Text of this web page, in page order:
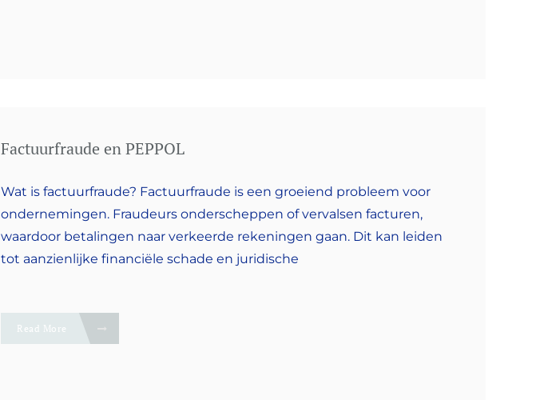
Factuurfraude en PEPPOL
Wat is factuurfraude? Factuurfraude is een groeiend probleem voor
ondernemingen. Fraudeurs onderscheppen of vervalsen facturen,
waardoor betalingen naar verkeerde rekeningen gaan. Dit kan leiden
tot aanzienlijke financiële schade en juridische
Read More